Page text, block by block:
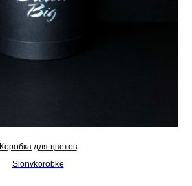
Коробка для цветов
Slonvkorobke